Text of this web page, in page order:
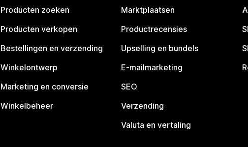
Producten zoeken
Producten verkopen
Bestellingen en verzending
Winkelontwerp
Marketing en conversie
Winkelbeheer
Marktplaatsen
Productrecensies
Upselling en bundels
E-mailmarketing
SEO
Verzending
Valuta en vertaling